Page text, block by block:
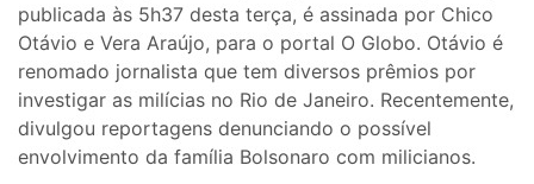
publicada às 5h37 desta terça, é assinada por Chico
Otávio e Vera Araújo, para o portal O Globo. Otávio é
renomado jornalista que tem diversos prêmios por
investigar as milícias no Rio de Janeiro. Recentemente,
divulgou reportagens denunciando o possível
envolvimento da família Bolsonaro com milicianos.